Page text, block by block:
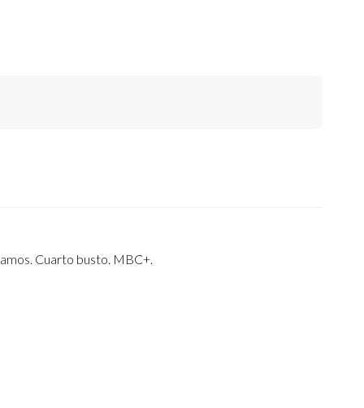
Cuarto busto. MBC+.